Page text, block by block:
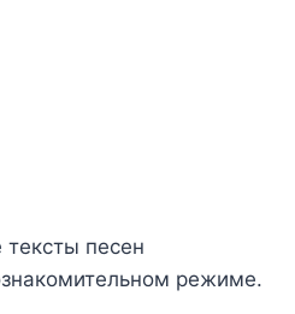
песен
режиме.